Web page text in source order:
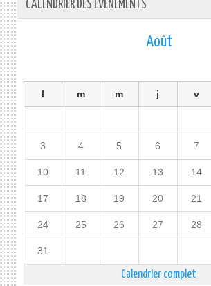
CALENDRIER DES ÉVÉNEMENTS
Août
l m m j v
3 4 5 6 7
10 11 12 13 14
17 18 19 20 21
24 25 26 27 28
31
Calendrier complet